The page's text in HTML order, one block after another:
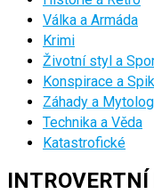
Válka a Armáda
Krimi
Životní styl a
Konspirace a
Záhady a
Technika a Věda
Katastrofické